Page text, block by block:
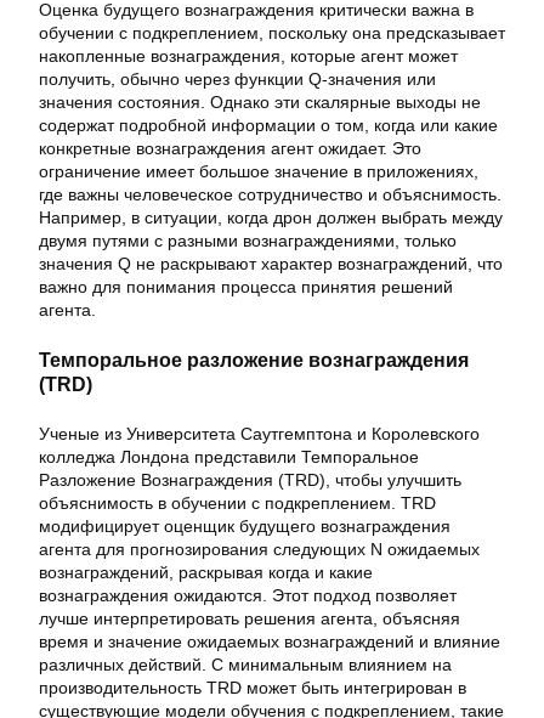
Оценка будущего вознаграждения критически важна в
обучении с подкреплением, поскольку она предсказывает
накопленные вознаграждения, которые агент может
получить, обычно через функции Q-значения или
значения состояния. Однако эти скалярные выходы не
содержат подробной информации о том, когда или какие
конкретные вознаграждения агент ожидает. Это
ограничение имеет большое значение в приложениях,
где важны человеческое сотрудничество и объяснимость.
Например, в ситуации, когда дрон должен выбрать между
двумя путями с разными вознаграждениями, только
значения Q не раскрывают характер вознаграждений, что
важно для понимания процесса принятия решений
агента.
Темпоральное разложение вознаграждения
(TRD)
Ученые из Университета Саутгемптона и Королевского
колледжа Лондона представили Темпоральное
Разложение Вознаграждения (TRD), чтобы улучшить
объяснимость в обучении с подкреплением. TRD
модифицирует оценщик будущего вознаграждения
агента для прогнозирования следующих N ожидаемых
вознаграждений, раскрывая когда и какие
вознаграждения ожидаются. Этот подход позволяет
лучше интерпретировать решения агента, объясняя
время и значение ожидаемых вознаграждений и влияние
различных действий. С минимальным влиянием на
производительность TRD может быть интегрирован в
существующие модели обучения с подкреплением, такие